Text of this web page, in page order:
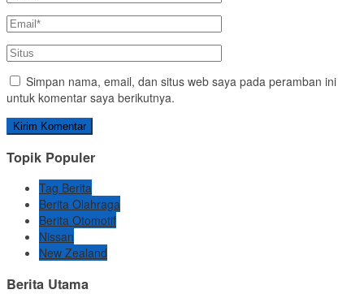
Simpan nama, email, dan situs web saya pada peramban ini
untuk komentar saya berikutnya.
Topik Populer
Tag Berita
Berita Olahraga
Berita Otomotif
Nissan
New Zealand
Berita Utama